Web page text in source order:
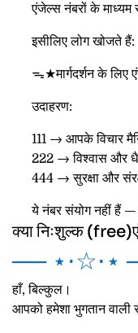
एंजेल्स नंबरों के माध्यम
इसीलिए लोग खोजते हैं:
ᯓ★मार्गदर्शन के लिए
उदाहरण:
111 → आपके विचार
222 → विश्वास और
444 → सुरक्षा और
ये नंबर संयोग नहीं हैं
क्या निःशुल्क
── ⋆⋅☆⋅⋆
हाँ, बिल्कुल।
आपको हमेशा भुगतान वाली